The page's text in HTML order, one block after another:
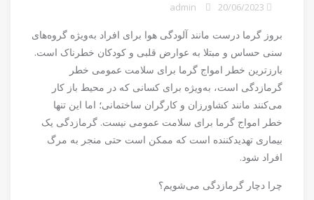
20/06/2023
admin
بروز گرما درست مانند آلودگی هوا برای افراد به‌ویژه گروه‌های
سنی حساس و مبتلا به عوارض قلبی و کودکان خطرناک است.
بارزترین خطر امواج گرما برای سلامت عمومی خطر
گرمازدگی است، به‌ویژه برای کسانی که در محیط باز کار
می‌کنند مانند کشاورزان و کارگران ساختمانی؛ اما این تنها
خطر امواج گرما برای سلامت عمومی نیست. گرمازدگی یک
بیماری تهدیدکننده است که ممکن است حتی منجر به مرگ
افراد شود.
چرا دچار گرمازدگی می‌شویم؟